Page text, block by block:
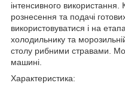
інтенсивного
рознесення та подачі
використовуватися і на
холодильнику та
столу рибними стравами.
машині.
Характеристика: